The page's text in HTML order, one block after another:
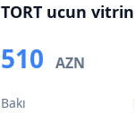
TORT ucun vitrin
510 AZN
Bakı